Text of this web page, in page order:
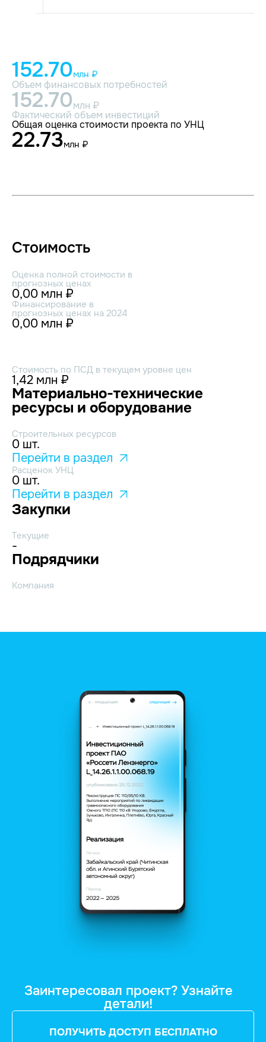
152.70млн ₽
Объем финансовых потребностей
152.70млн ₽
Фактический объем инвестиций
Общая оценка стоимости проекта по УНЦ
22.73млн ₽
Стоимость
Оценка полной стоимости в
прогнозных ценах
0,00 млн ₽
Финансирование в
прогнозных ценах на 2024
0,00 млн ₽
Стоимость по ПСД в текущем уровне цен
1,42 млн ₽
Материально-технические
ресурсы и оборудование
Строительных ресурсов
0 шт.
Перейти в раздел
Расценок УНЦ
0 шт.
Перейти в раздел
Закупки
Текущие
-
Подрядчики
Компания
Заинтересовал проект? Узнайте
детали!
ПОЛУЧИТЬ ДОСТУП БЕСПЛАТНО